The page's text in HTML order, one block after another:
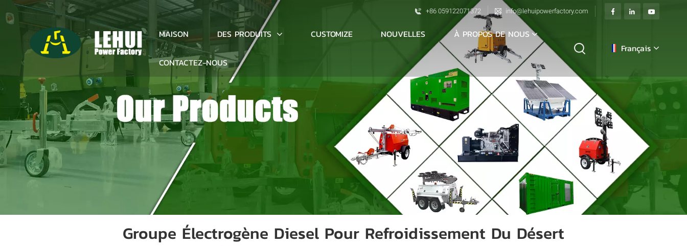
+86 059122071372 info@lehuipowerfactory.com
MAISON DES PRODUITS CUSTOMIZE NOUVELLES À PROPOS DE NOUS
CONTACTEZ-NOUS
Français
français
Deutsch
italiano
русский
español
Groupe Électrogène Diesel Pour Refroidissement Du Désert